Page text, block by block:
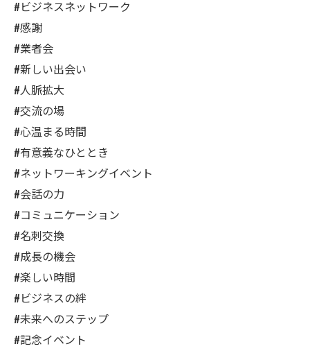
#ビジネスネットワーク
#感謝
#業者会
#新しい出会い
#人脈拡大
#交流の場
#心温まる時間
#有意義なひととき
#ネットワーキングイベント
#会話の力
#コミュニケーション
#名刺交換
#成長の機会
#楽しい時間
#ビジネスの絆
#未来へのステップ
#記念イベント